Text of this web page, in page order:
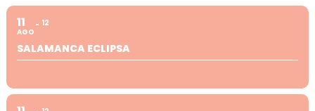
11
AGO
12
SALAMANCA ECLIPSA